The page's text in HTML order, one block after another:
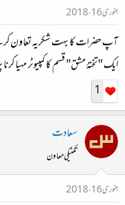
جنوری 16، 2018
آپ حضرات کا بہت شکریہ تعاون
ایک "تختۂ مشق" قسم کا کمپیوٹر مہیا
1
سعادت
تکنیکی معاون
جنوری 16، 2018